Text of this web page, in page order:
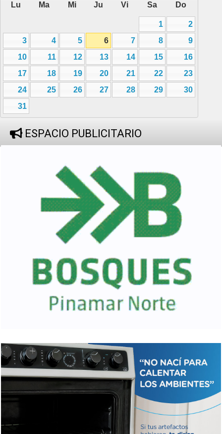
Lu Ma Mi Ju Vi Sa Do
1
2
3
4 5 6 7 8
9
10
11 12 13 14 15
16
17
18 19 20 21 22
23
24
25 26 27 28 29
30
31
ESPACIO PUBLICITARIO